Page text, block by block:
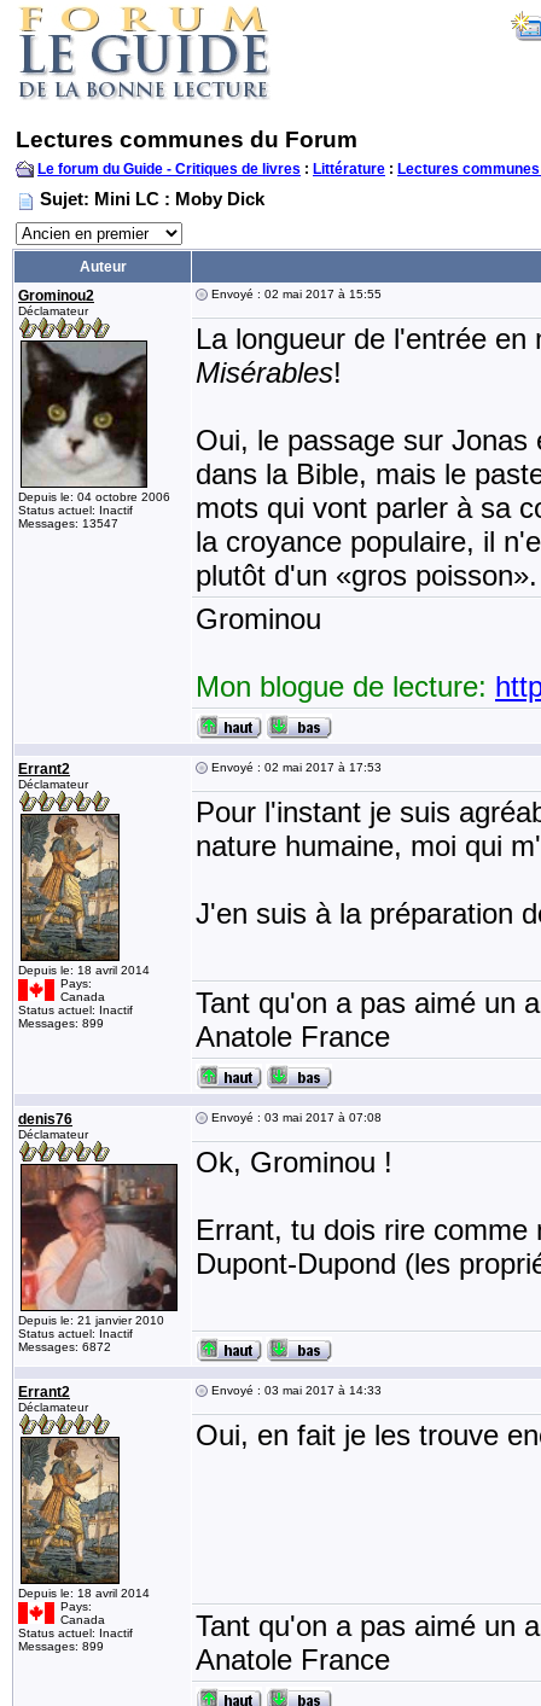
Lectures communes du Forum
Le forum du Guide - Critiques de livres : Littérature : Lectures
Sujet: Mini LC : Moby Dick
Auteur
Grominou2
Déclamateur
Depuis le: 04 octobre 2006
Status actuel: Inactif
Messages: 13547
Envoyé : 02 mai 2017 à 15:55
La longueur de l'entrée
Misérables!
Oui, le passage sur
dans la Bible, mais le
mots qui vont parler à sa
la croyance populaire, il
plutôt d'un «gros poisson».
Grominou
Mon blogue de lecture:
Errant2
Déclamateur
Depuis le: 18 avril 2014
Pays:
Canada
Status actuel: Inactif
Messages: 899
Envoyé : 02 mai 2017 à 17:53
Pour l'instant je suis
nature humaine, moi qui
J'en suis à la préparation
Tant qu'on a pas aimé un
Anatole France
denis76
Déclamateur
Depuis le: 21 janvier 2010
Status actuel: Inactif
Messages: 6872
Envoyé : 03 mai 2017 à 07:08
Ok, Grominou !
Errant, tu dois rire comme
Dupont-Dupond (les
Errant2
Déclamateur
Depuis le: 18 avril 2014
Pays:
Canada
Status actuel: Inactif
Messages: 899
Envoyé : 03 mai 2017 à 14:33
Oui, en fait je les trouve
Tant qu'on a pas aimé un
Anatole France